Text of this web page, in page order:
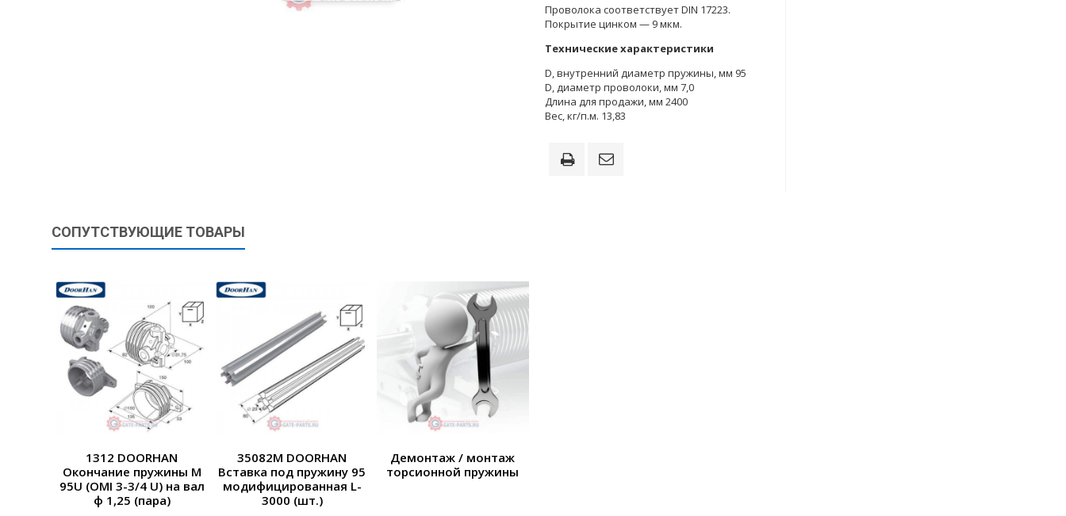
Проволока соответствует DIN 17223.
Покрытие цинком — 9 мкм.
Технические характеристики
D, внутренний диаметр пружины, мм 95
D, диаметр проволоки, мм 7,0
Длина для продажи, мм 2400
Вес, кг/п.м. 13,83
СОПУТСТВУЮЩИЕ ТОВАРЫ
1312 DOORHAN
Окончание пружины М
95U (OMI 3-3/4 U) на вал
ф 1,25 (пара)
35082M DOORHAN
Вставка под пружину 95
модифицированная L-
3000 (шт.)
Демонтаж / монтаж
торсионной пружины